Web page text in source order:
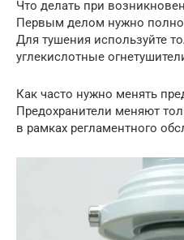
Что делать при
Первым делом нужно
Для тушения используйте
углекислотные
Как часто нужно менять
Предохранители меняют
в рамках регламентного